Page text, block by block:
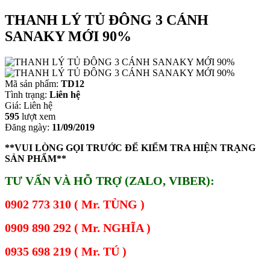
THANH LÝ TỦ ĐÔNG 3 CÁNH
SANAKY MỚI 90%
Mã sản phẩm: TD12
Tình trạng: Liên hệ
Giá: Liên hệ
595 lượt xem
Đăng ngày: 11/09/2019
**VUI LÒNG GỌI TRƯỚC ĐỂ KIỂM TRA HIỆN TRẠNG
SẢN PHẨM**
TƯ VẤN VÀ HỖ TRỢ (ZALO, VIBER):
0902 773 310 ( Mr. TÙNG )
0909 890 292 ( Mr. NGHĨA )
0935 698 219 ( Mr. TÚ )